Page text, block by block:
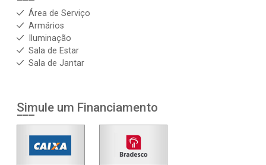
Área de Serviço
Armários
Iluminação
Sala de Estar
Sala de Jantar
Simule um Financiamento